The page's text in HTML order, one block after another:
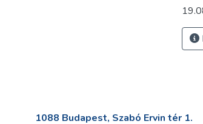
1088 Budapest, Szabó Ervin tér 1.